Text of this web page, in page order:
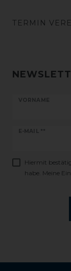
TERMIN
VORNAME
E-MAIL **
Newsletter
Hiermit
habe. Meine